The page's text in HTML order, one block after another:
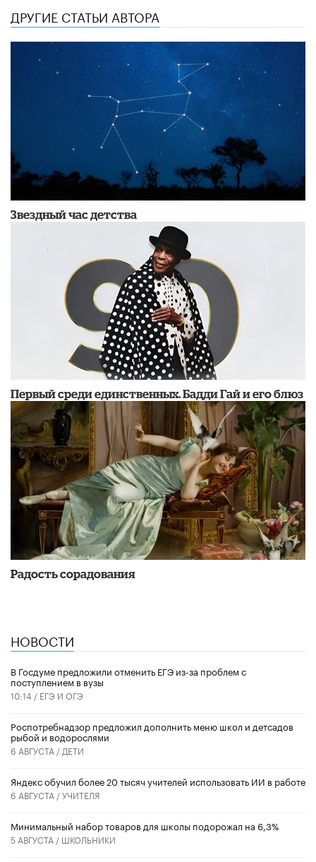
ДРУГИЕ СТАТЬИ АВТОРА
Звездный час детства
Первый среди единственных. Бадди Гай и его блюз
Радость сорадования
НОВОСТИ
В Госдуме предложили отменить ЕГЭ из-за проблем с
поступлением в вузы
10:14 / ЕГЭ И ОГЭ
Роспотребнадзор предложил дополнить меню школ и детсадов
рыбой и водорослями
6 АВГУСТА / ДЕТИ
​Яндекс обучил более 20 тысяч учителей использовать ИИ в работе
6 АВГУСТА /УЧИТЕЛЯ
Минимальный набор товаров для школы подорожал на 6,3%
5 АВГУСТА / ШКОЛЬНИКИ